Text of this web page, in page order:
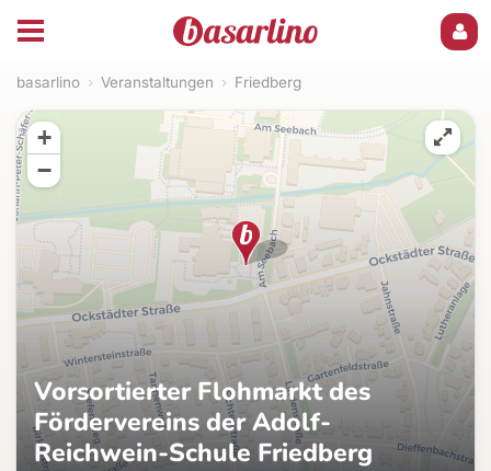
basarlino › Veranstaltungen › Friedberg
Vorsortierter Flohmarkt des
Fördervereins der Adolf-
Reichwein-Schule Friedberg
+
−